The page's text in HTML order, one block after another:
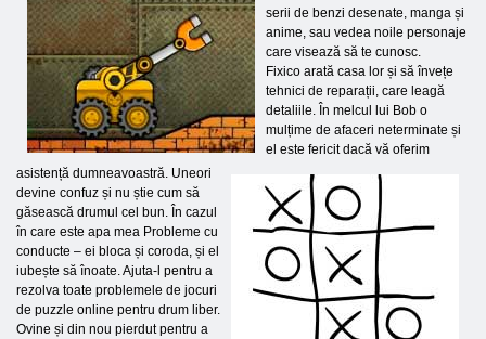
serii de benzi desenate, manga și
anime, sau vedea noile personaje
care visează să te cunosc.
Fixico arată casa lor și să învețe
tehnici de reparații, care leagă
detaliile. În melcul lui Bob o
mulțime de afaceri neterminate și
el este fericit dacă vă oferim
asistență dumneavoastră. Uneori
devine confuz și nu știe cum să
găsească drumul cel bun. În cazul
în care este apa mea Probleme cu
conducte – ei bloca și coroda, și el
iubește să înoate. Ajuta-l pentru a
rezolva toate problemele de jocuri
de puzzle online pentru drum liber.
Ovine și din nou pierdut pentru a